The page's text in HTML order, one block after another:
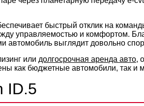
быстрый отклик на
управляемостью и комфортом.
автомобиль выглядит довольно
или долгосрочная аренда авто,
как бюджетные автомобили, так и
ID.5